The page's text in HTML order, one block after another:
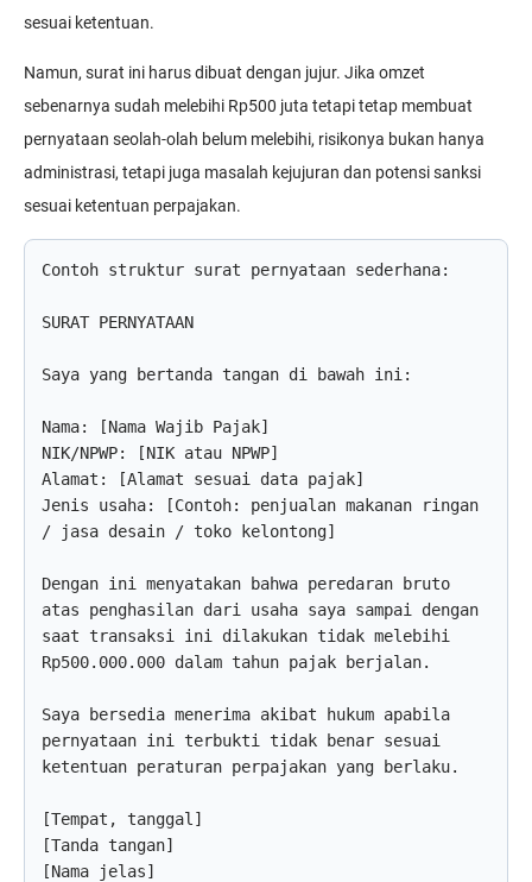
sesuai ketentuan.
Namun, surat ini harus dibuat dengan jujur. Jika omzet
sebenarnya sudah melebihi Rp500 juta tetapi tetap membuat
pernyataan seolah-olah belum melebihi, risikonya bukan hanya
administrasi, tetapi juga masalah kejujuran dan potensi sanksi
sesuai ketentuan perpajakan.
Contoh struktur surat pernyataan sederhana:
SURAT PERNYATAAN
Saya yang bertanda tangan di bawah ini:
Nama: [Nama Wajib Pajak]
NIK/NPWP: [NIK atau NPWP]
Alamat: [Alamat sesuai data pajak]
Jenis usaha: [Contoh: penjualan makanan ringan
/ jasa desain / toko kelontong]
Dengan ini menyatakan bahwa peredaran bruto
atas penghasilan dari usaha saya sampai dengan
saat transaksi ini dilakukan tidak melebihi
Rp500.000.000 dalam tahun pajak berjalan.
Saya bersedia menerima akibat hukum apabila
pernyataan ini terbukti tidak benar sesuai
ketentuan peraturan perpajakan yang berlaku.
[Tempat, tanggal]
[Tanda tangan]
[Nama jelas]